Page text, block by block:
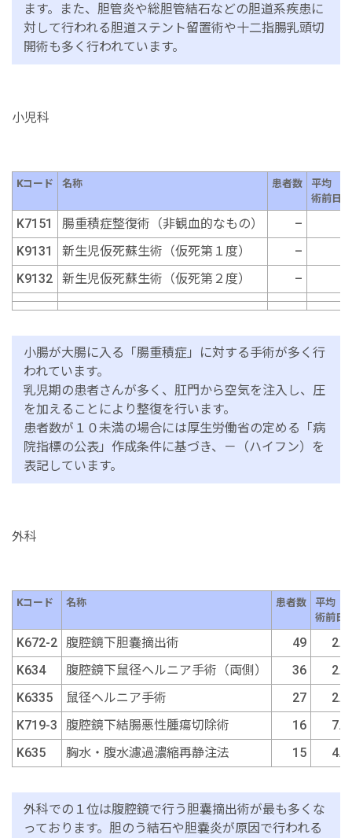
ます。また、胆管炎や総胆管結石などの胆道系疾患に
対して行われる胆道ステント留置術や十二指腸乳頭切
開術も多く行われています。
小児科
Kコード 名称 患者数
平均
術前日数
K7151 腸重積症整復術（非観血的なもの） –
K9131
新生児仮死蘇生術（仮死第１度） –
K9132
新生児仮死蘇生術（仮死第２度） –
小腸が大腸に入る「腸重積症」に対する手術が多く行
われています。
乳児期の患者さんが多く、肛門から空気を注入し、圧
を加えることにより整復を行います。
患者数が１０未満の場合には厚生労働省の定める「病
院指標の公表」作成条件に基づき、－（ハイフン）を
表記しています。
外科
Kコード 名称 患者数
平均
術前日
K672-2 腹腔鏡下胆嚢摘出術 49
K634
腹腔鏡下鼠径ヘルニア手術（両側） 36
K6335
鼠径ヘルニア手術 27
K719-3
腹腔鏡下結腸悪性腫瘍切除術 16
K635
胸水・腹水濾過濃縮再静注法 15
外科での１位は腹腔鏡で行う胆囊摘出術が最も多くな
っております。胆のう結石や胆嚢炎が原因で行われる